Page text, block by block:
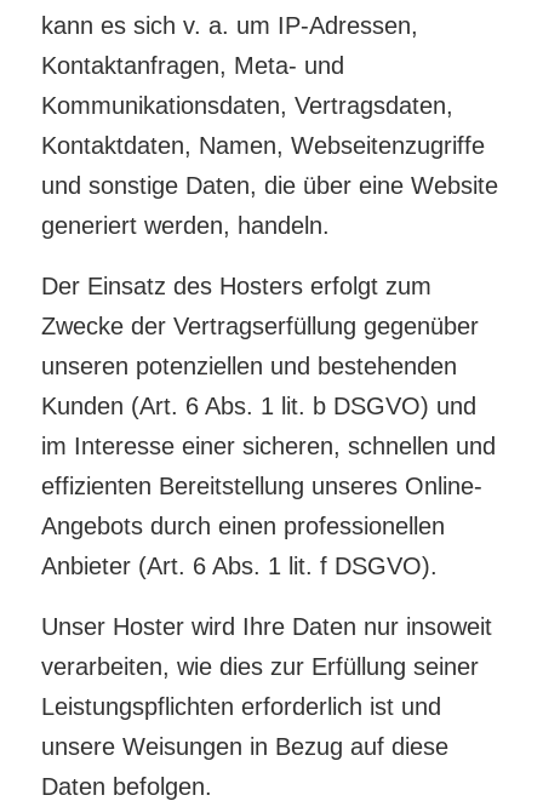
kann es sich v. a. um IP-Adressen,
Kontaktanfragen, Meta- und
Kommunikationsdaten, Vertragsdaten,
Kontaktdaten, Namen, Webseitenzugriffe
und sonstige Daten, die über eine Website
generiert werden, handeln.
Der Einsatz des Hosters erfolgt zum
Zwecke der Vertragserfüllung gegenüber
unseren potenziellen und bestehenden
Kunden (Art. 6 Abs. 1 lit. b DSGVO) und
im Interesse einer sicheren, schnellen und
effizienten Bereitstellung unseres Online-
Angebots durch einen professionellen
Anbieter (Art. 6 Abs. 1 lit. f DSGVO).
Unser Hoster wird Ihre Daten nur insoweit
verarbeiten, wie dies zur Erfüllung seiner
Leistungspflichten erforderlich ist und
unsere Weisungen in Bezug auf diese
Daten befolgen.